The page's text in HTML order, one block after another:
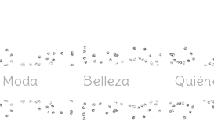
Moda Belleza